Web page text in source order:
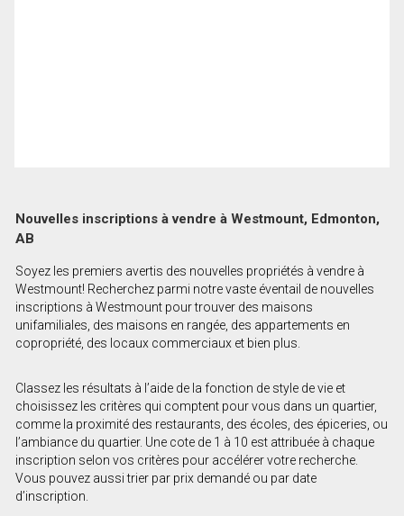
Nouvelles inscriptions à vendre à Westmount, Edmonton,
AB
Soyez les premiers avertis des nouvelles propriétés à vendre à
Westmount! Recherchez parmi notre vaste éventail de nouvelles
inscriptions à Westmount pour trouver des maisons
unifamiliales, des maisons en rangée, des appartements en
copropriété, des locaux commerciaux et bien plus.
Classez les résultats à l’aide de la fonction de style de vie et
choisissez les critères qui comptent pour vous dans un quartier,
comme la proximité des restaurants, des écoles, des épiceries, ou
l’ambiance du quartier. Une cote de 1 à 10 est attribuée à chaque
inscription selon vos critères pour accélérer votre recherche.
Vous pouvez aussi trier par prix demandé ou par date
d’inscription.